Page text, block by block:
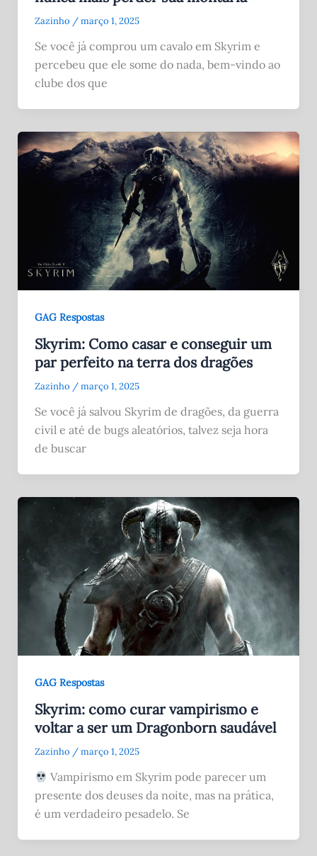
Zazinho /março 1, 2025
Se você já comprou um cavalo em Skyrim e
percebeu que ele some do nada, bem-vindo ao
clube dos que
GAG Respostas
Skyrim: Como casar e conseguir um
par perfeito na terra dos dragões
Zazinho /março 1, 2025
Se você já salvou Skyrim de dragões, da guerra
civil e até de bugs aleatórios, talvez seja hora
de buscar
GAG Respostas
Skyrim: como curar vampirismo e
voltar a ser um Dragonborn saudável
Zazinho /março 1, 2025
Vampirismo em Skyrim pode parecer um
presente dos deuses da noite, mas na prática,
é um verdadeiro pesadelo. Se